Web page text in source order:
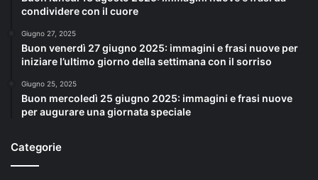
condividere con il cuore
Giugno 27, 2025
Buon venerdì 27 giugno 2025: immagini e frasi nuove per
iniziare l’ultimo giorno della settimana con il sorriso
Giugno 25, 2025
Buon mercoledì 25 giugno 2025: immagini e frasi nuove
per augurare una giornata speciale
Categorie